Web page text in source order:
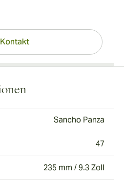
Kontakt
Sancho Panza
47
235 mm / 9.3 Zoll